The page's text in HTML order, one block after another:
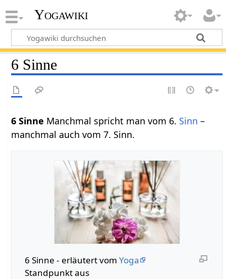
Yogawiki
6 Sinne
6 Sinne Manchmal spricht man vom 6. Sinn –
manchmal auch vom 7. Sinn.
6 Sinne - erläutert vom Yoga
Standpunkt aus